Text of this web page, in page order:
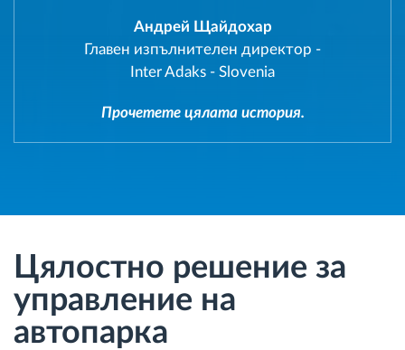
Андрей Щайдохар
Главен изпълнителен директор -
Inter Adaks - Slovenia
Прочетете цялата история.
Цялостно решение за
управление на
автопарка